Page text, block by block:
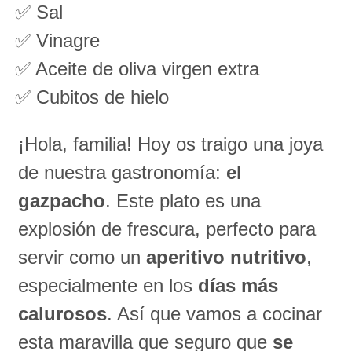
✅ Sal
✅ Vinagre
✅ Aceite de oliva virgen extra
✅ Cubitos de hielo
¡Hola, familia! Hoy os traigo una joya
de nuestra gastronomía: el
gazpacho. Este plato es una
explosión de frescura, perfecto para
servir como unaperitivo nutritivo,
especialmente en los días más
calurosos. Así que vamos a cocinar
esta maravilla que seguro que se